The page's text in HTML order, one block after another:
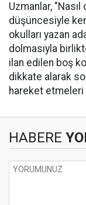
Uzmanlar,
düşüncesiyle
okulları yazan
dolmasıyla
ilan edilen boş
dikkate alarak
hareket etmeleri
HABERE